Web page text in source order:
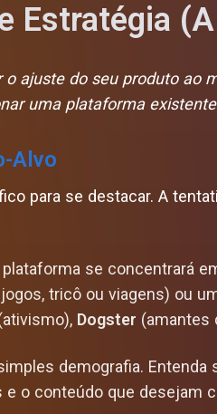
Estratégia
ajuste do seu produto ao
uma plataforma
Alvo
para se destacar. A
plataforma se concentrará
tricô ou viagens) ou
Dogster (amantes
demografia. Entenda
o conteúdo que desejam